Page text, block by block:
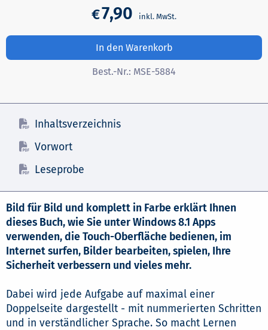
€7,90
In den Warenkorb
Best.-Nr.: MSE-5884
Inhaltsverzeichnis
Vorwort
Leseprobe
Bild für Bild und komplett in Farbe erklärt Ihnen
dieses Buch, wie Sie unter Windows 8.1 Apps
verwenden, die Touch-Oberfläche bedienen, im
Internet surfen, Bilder bearbeiten, spielen, Ihre
Sicherheit verbessern und vieles mehr.
Dabei wird jede Aufgabe auf maximal einer
Doppelseite dargestellt - mit nummerierten Schritten
und in verständlicher Sprache. So macht Lernen